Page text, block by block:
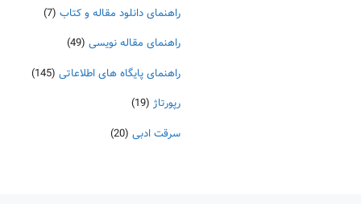
راهنمای دانلود مقاله و کتاب (7)
راهنمای مقاله نویسی (49)
راهنمای پایگاه های اطلاعاتی (145)
رپورتاژ (19)
سرقت ادبی (20)